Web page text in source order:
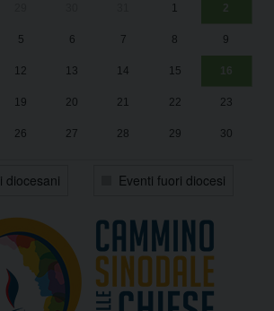
1 2
5 6 7 8 9
12 13 14 15 16
19 20 21 22 23
26 27 28 29 30
diocesani Eventi fuori diocesi